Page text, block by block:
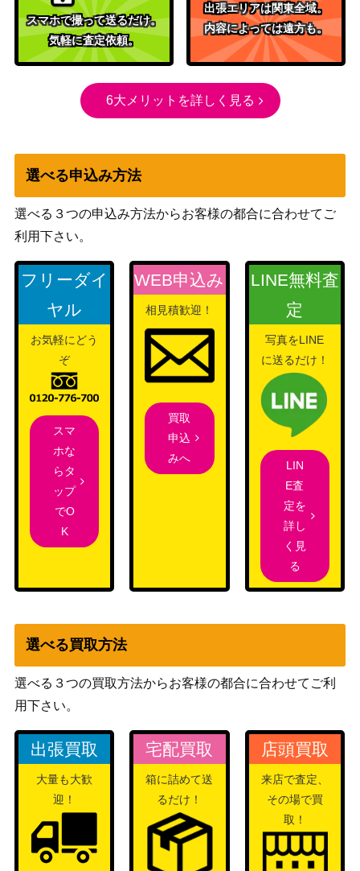
スマホで撮って送るだけ。
気軽に査定依頼。
出張エリアは関東全域。
内容によっては遠方も。
6大メリットを詳しく見る
選べる申込み方法
選べる３つの申込み方法からお客様の都合に合わせてご
利用下さい。
フリーダイ
ヤル
お気軽にどう
ぞ
スマ
ホな
らタ
ップ
でO
K
WEB申込み
相見積歓迎！
買取
申込
みへ
LINE無料査
定
写真をLINE
に送るだけ！
LIN
E査
定を
詳し
く見
る
選べる買取方法
選べる３つの買取方法からお客様の都合に合わせてご利
用下さい。
出張買取
大量も大歓
迎！
宅配買取
箱に詰めて送
るだけ！
店頭買取
来店で査定、
その場で買
取！